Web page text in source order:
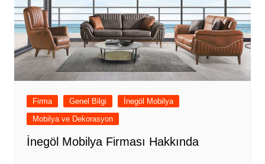
Firma Genel Bilgi
İnegöl Mobilya
Mobilya ve Dekorasyon
İnegöl Mobilya Firması Hakkında